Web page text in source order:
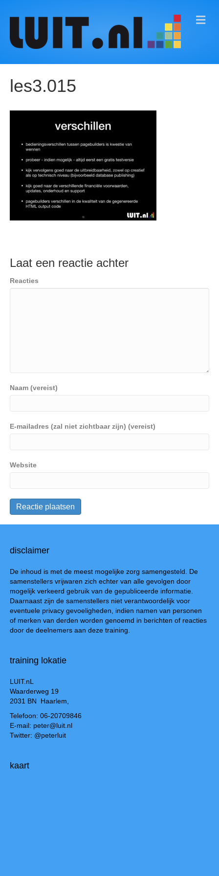
M
E
les3.015
Laat een reactie achter
Reacties
Naam (vereist)
E-mailadres (zal niet zichtbaar zijn) (vereist)
Website
disclaimer
De inhoud is met de meest mogelijke zorg samengesteld. De
samenstellers vrijwaren zich echter van alle gevolgen door
mogelijk verkeerd gebruik van de gepubliceerde informatie.
Daarnaast zijn de samenstellers niet verantwoordelijk voor
eventuele privacy gevoeligheden, indien namen van personen
of merken van derden worden genoemd in berichten of reacties
door de deelnemers aan deze training.
training lokatie
LUIT.nL
Waarderweg 19
2031 BN Haarlem,
Telefoon: 06-20709846
E-mail: peter@luit.nl
Twitter: @peterluit
kaart